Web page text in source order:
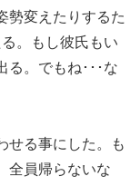
勢変えたりするた
。もし彼氏もい
る。でもね･･･な
せる事にした。も
全員帰らないな